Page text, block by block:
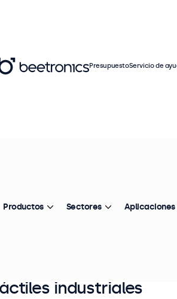
industriales
PresupuestoServicio de
Productos Sectores Aplicaciones